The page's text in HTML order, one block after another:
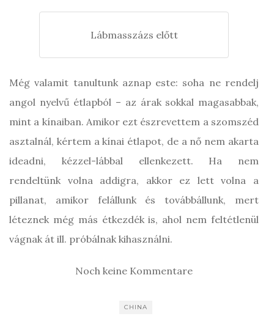
Lábmasszázs előtt
Még valamit tanultunk aznap este: soha ne rendelj
angol nyelvű étlapból – az árak sokkal magasabbak,
mint a kínaiban. Amikor ezt észrevettem a szomszéd
asztalnál, kértem a kínai étlapot, de a nő nem akarta
ideadni, kézzel-lábbal ellenkezett. Ha nem
rendeltünk volna addigra, akkor ez lett volna a
pillanat, amikor felállunk és továbbállunk, mert
léteznek még más étkezdék is, ahol nem feltétlenül
vágnak át ill. próbálnak kihasználni.
Noch keine Kommentare
CHINA